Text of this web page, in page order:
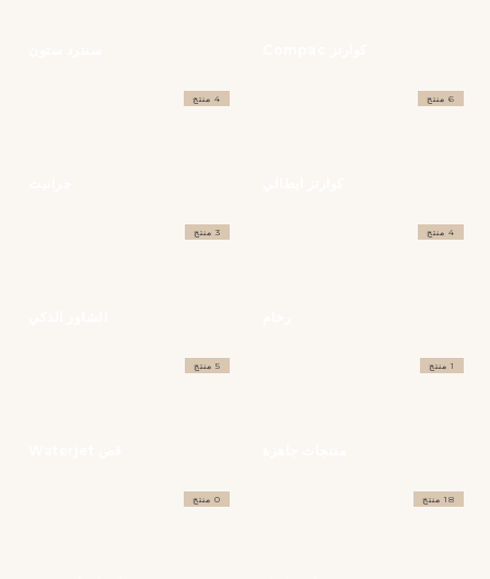
6 منتج 4 منتج
4 منتج 3 منتج
1 منتج 5 منتج
18 منتج 0 منتج